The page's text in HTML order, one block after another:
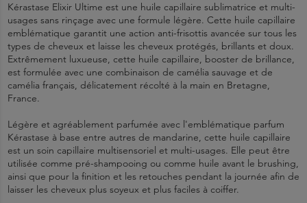
Kérastase Elixir Ultime est une huile capillaire sublimatrice et multi-
usages sans rinçage avec une formule légère. Cette huile capillaire
emblématique garantit une action anti-frisottis avancée sur tous les
types de cheveux et laisse les cheveux protégés, brillants et doux.
Extrêmement luxueuse, cette huile capillaire, booster de brillance,
est formulée avec une combinaison de camélia sauvage et de
camélia français, délicatement récolté à la main en Bretagne,
France.
Légère et agréablement parfumée avec l'emblématique parfum
Kérastase à base entre autres de mandarine, cette huile capillaire
est un soin capillaire multisensoriel et multi-usages. Elle peut être
utilisée comme pré-shampooing ou comme huile avant le brushing,
ainsi que pour la finition et les retouches pendant la journée afin de
laisser les cheveux plus soyeux et plus faciles à coiffer.